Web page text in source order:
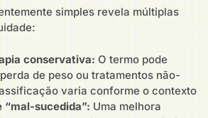
simples revela múltiplas
conservativa: O termo pode
de peso ou tratamentos não-
varia conforme o contexto
“mal-sucedida”: Uma melhora